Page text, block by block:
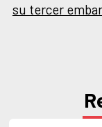
su tercer